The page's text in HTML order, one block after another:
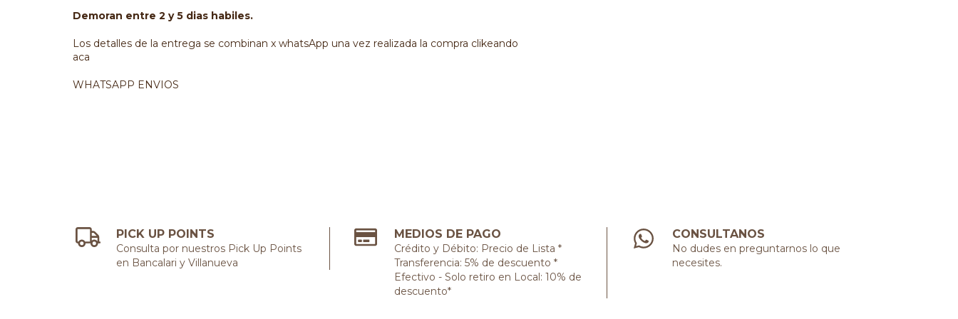
Demoran entre 2 y 5 dias habiles.
Los detalles de la entrega se combinan x whatsApp una vez realizada la compra clikeando
aca
WHATSAPP ENVIOS
PICK UP POINTS
Consulta por nuestros Pick Up Points
en Bancalari y Villanueva
MEDIOS DE PAGO
Crédito y Débito: Precio de Lista *
Transferencia: 5% de descuento *
Efectivo - Solo retiro en Local: 10% de
descuento*
CONSULTANOS
No dudes en preguntarnos lo que
necesites.